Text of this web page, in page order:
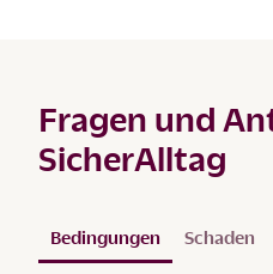
Fragen und
SicherAlltag
Bedingungen Schaden